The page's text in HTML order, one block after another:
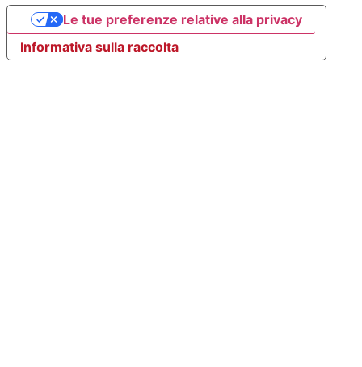
Informativa sulla raccolta
Le tue preferenze relative alla privacy